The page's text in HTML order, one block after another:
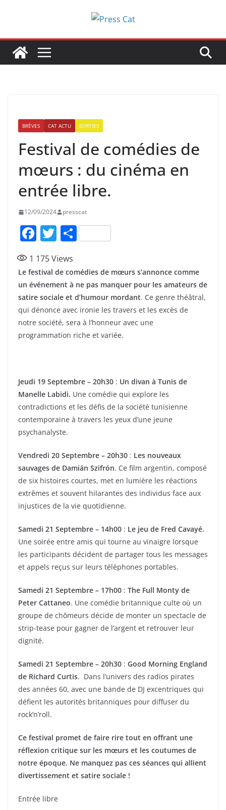
BRÈVES CAT ACTU SORTIES
Festival de comédies de
mœurs : du cinéma en
entrée libre.
12/09/2024 presscat
F
c
e
b
o
o
T
w
itt
er
P
ta
g
er
1 175Views
Le festival de comédies de mœurs s’annonce comme
un événement à ne pas manquer pour les amateurs de
satire sociale et d’humour mordant. Ce genre théâtral,
qui dénonce avec ironie les travers et les excès de
notre société, sera à l’honneur avec une
programmation riche et variée.
Jeudi 19 Septembre – 20h30 : Un divan à Tunis de
Manelle Labidi. Une comédie qui explore les
contradictions et les défis de la société tunisienne
contemporaine à travers les yeux d’une jeune
psychanalyste.
Vendredi 20 Septembre – 20h30 : Les nouveaux
sauvages de Damián Szifrón. Ce film argentin, composé
de six histoires courtes, met en lumière les réactions
extrêmes et souvent hilarantes des individus face aux
injustices de la vie quotidienne.
Samedi 21 Septembre – 14h00 : Le jeu de Fred Cavayé.
Une soirée entre amis qui tourne au vinaigre lorsque
les participants décident de partager tous les messages
et appels reçus sur leurs téléphones portables.
Samedi 21 Septembre – 17h00 : The Full Monty de
Peter Cattaneo. Une comédie britannique culte où un
groupe de chômeurs décide de monter un spectacle de
strip-tease pour gagner de l’argent et retrouver leur
dignité.
Samedi 21 Septembre – 20h30 : Good Morning England
de Richard Curtis. Dans l’univers des radios pirates
des années 60, avec une bande de DJ excentriques qui
défient les autorités britanniques pour diffuser du
rock’n’roll.
Ce festival promet de faire rire tout en offrant une
réflexion critique sur les mœurs et les coutumes de
notre époque. Ne manquez pas ces séances qui allient
divertissement et satire sociale !
Entrée libre